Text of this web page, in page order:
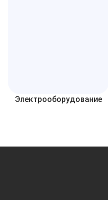
Электрооборудование